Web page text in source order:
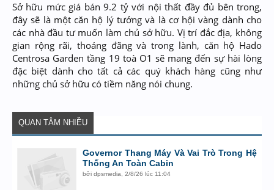
Sở hữu mức giá bán 9.2 tỷ với nội thất đầy đủ bên trong,
đây sẽ là một căn hộ lý tưởng và là cơ hội vàng dành cho
các nhà đầu tư muốn làm chủ sở hữu. Vị trí đắc địa, không
gian rộng rãi, thoáng đãng và trong lành, căn hộ Hado
Centrosa Garden tầng 19 toà O1 sẽ mang đến sự hài lòng
đặc biệt dành cho tất cả các quý khách hàng cũng như
những chủ sở hữu có tiềm năng nói chung.
QUAN TÂM NHIỀU
Governor Thang Máy Và Vai Trò Trong Hệ
Thống An Toàn Cabin
bởidpsmedia,2/8/26 lúc 11:04